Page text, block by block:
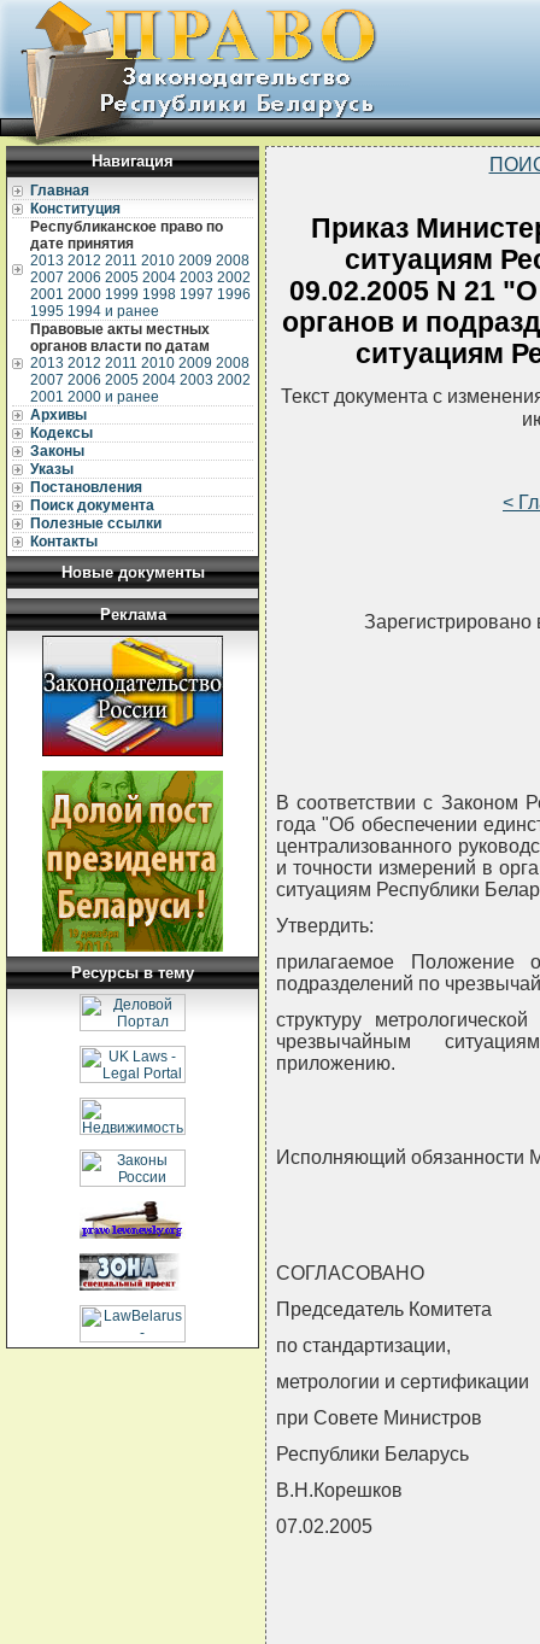
Навигация
Главная
Конституция
Республиканское право по
дате принятия
2013 2012 2011 2010 2009 2008
2007 2006 2005 2004 2003 2002
2001 2000 1999 1998 1997 1996
1995 1994 и ранее
Правовые акты местных
органов власти по датам
2013 2012 2011 2010 2009 2008
2007 2006 2005 2004 2003 2002
2001 2000 и ранее
Архивы
Кодексы
Законы
Указы
Постановления
Поиск документа
Полезные ссылки
Контакты
Новые документы
Реклама
Ресурсы в тему
Приказ
ситуациям
09.02.2005 N 21
органов и
ситуациям
Текст документа с
<
В соответствии с Законом
года "Об обеспечении
централизованного
и точности измерений в
ситуациям Республики
Утвердить:
прилагаемое Положение
подразделений по
структуру
чрезвычайным
приложению.
Исполняющий
СОГЛАСОВАНО
Председатель Комитета
по стандартизации,
метрологии и сертификации
при Совете Министров
Республики Беларусь
В.Н.Корешков
07.02.2005